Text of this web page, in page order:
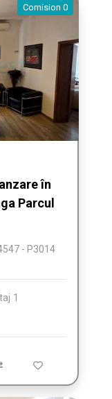
Comision 0
în
Parcul
- P3014
1